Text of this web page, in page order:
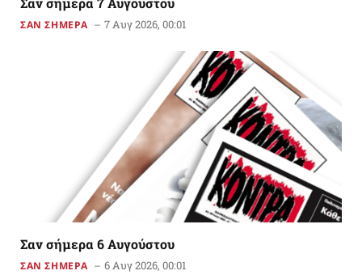
ΣΑΝ ΣΗΜΕΡΑ 7 Αυγ 2026, 00:01
Σαν σήμερα 6 Αυγούστου
ΣΑΝ ΣΗΜΕΡΑ 6 Αυγ 2026, 00:01